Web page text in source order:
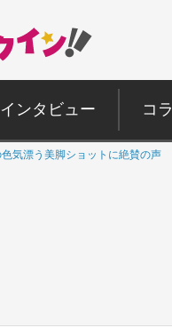
インタビュー コ
気漂う美脚ショットに絶賛の声